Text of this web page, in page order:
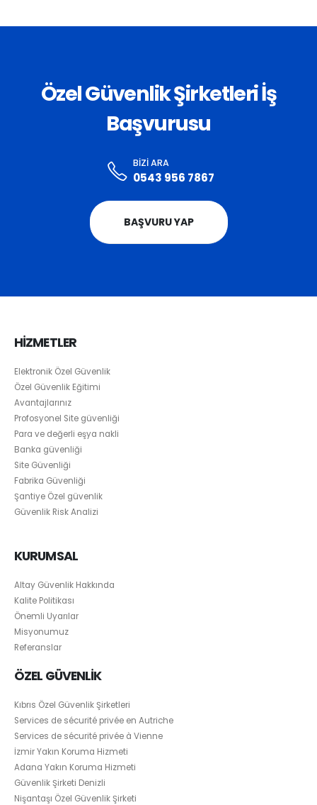
Özel Güvenlik Şirketleri İş
Başvurusu
BIZI ARA
0543 956 7867
BAŞVURU YAP
HİZMETLER
Elektronik Özel Güvenlik
Özel Güvenlik Eğitimi
Avantajlarınız
Profosyonel Site güvenliği
Para ve değerli eşya nakli
Banka güvenliği
Site Güvenliği
Fabrika Güvenliği
Şantiye Özel güvenlik
Güvenlik Risk Analizi
KURUMSAL
Altay Güvenlik Hakkında
Kalite Politikası
Önemli Uyarılar
Misyonumuz
Referanslar
ÖZEL GÜVENLİK
Kıbrıs Özel Güvenlik Şirketleri
Services de sécurité privée en Autriche
Services de sécurité privée à Vienne
İzmir Yakın Koruma Hizmeti
Adana Yakın Koruma Hizmeti
Güvenlik Şirketi Denizli
Nişantaşı Özel Güvenlik Şirketi